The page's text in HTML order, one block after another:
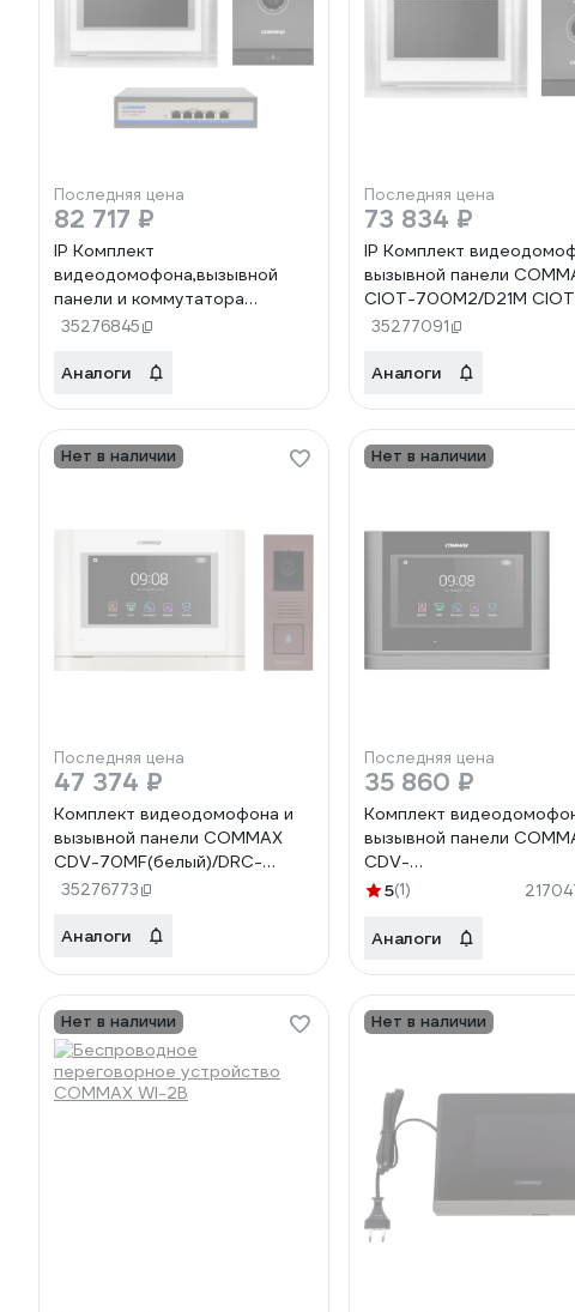
Последняя цена
82 717 ₽
IP Комплект
видеодомофона,вызывной
панели и коммутатора
COMMAX CIOT-
700M2/CIOT-D21M/CIOT-
35276845
Аналоги
Последняя цена
73 834 ₽
IP Комплект
вызывной панели
CIOT-700M2/D21M
700M2/CIOT-D21M
35277091
Аналоги
Нет в наличии
Последняя цена
47 374 ₽
Комплект видеодомофона и
вызывной панели COMMAX
CDV-70MF(белый)/DRC-
4PIP(медь)
35276773
Аналоги
Нет в наличии
Последняя цена
35 860 ₽
Комплект
вызывной панели
CDV-
5(1)
Аналоги
Нет в наличии Нет в наличии